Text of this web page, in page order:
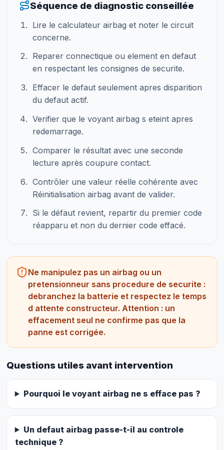
Séquence de diagnostic conseillée
Lire le calculateur airbag et noter le circuit
concerne.
Reparer connectique ou element en defaut
en respectant les consignes de securite.
Effacer le defaut seulement apres disparition
du defaut actif.
Verifier que le voyant airbag s eteint apres
redemarrage.
Comparer le résultat avec une seconde
lecture après coupure contact.
Contrôler une valeur réelle cohérente avec
Réinitialisation airbag avant de valider.
Si le défaut revient, repartir du premier code
réapparu et non du dernier code effacé.
Ne manipulez pas un airbag ou un
pretensionneur sans procedure de securite :
debranchez la batterie et respectez le temps
d attente constructeur. Attention : un
effacement seul ne confirme pas que la
panne est corrigée.
Questions utiles avant intervention
Pourquoi le voyant airbag ne s efface pas ?
Un defaut airbag passe-t-il au controle
technique ?